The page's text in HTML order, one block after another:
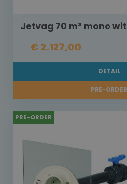
Jetvag 70 m³ mono wit
€ 2.127,00
DETAIL
PRE-ORDER
PRE-ORDER